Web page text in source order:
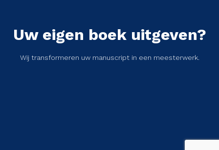
Uw eigen boek uitgeven?
Wij transformeren uw manuscript in een meesterwerk.